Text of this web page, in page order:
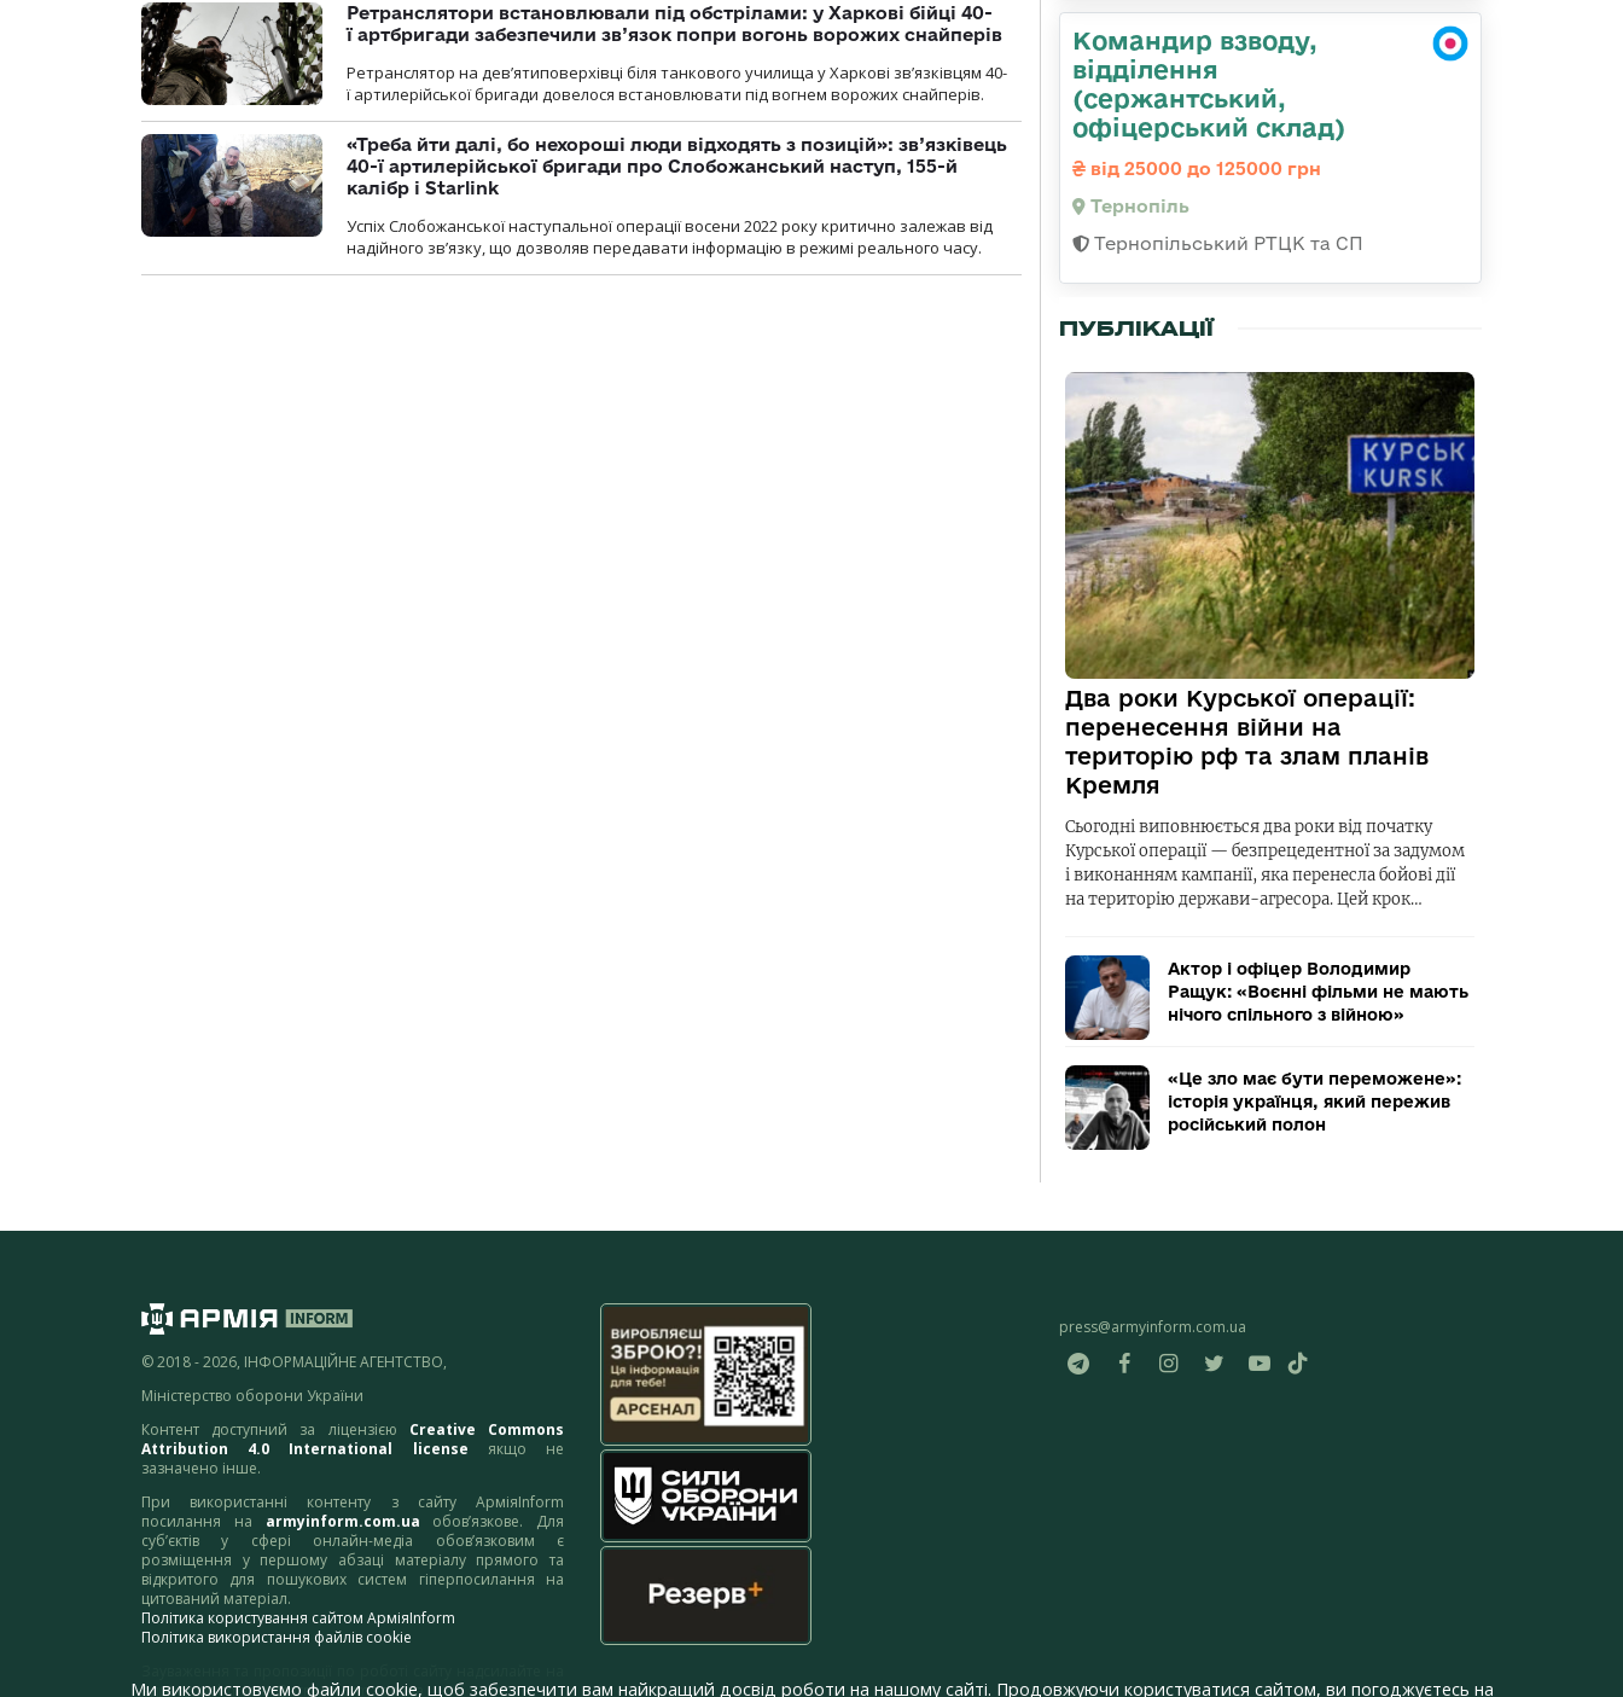
Ретранслятори встановлювали під обстрілами: у Харкові бійці 40-
ї артбригади забезпечили зв’язок попри вогонь ворожих снайперів
Ретранслятор на дев’ятиповерхівці біля танкового училища у Харкові зв’язківцям 40-
ї артилерійської бригади довелося встановлювати під вогнем ворожих снайперів.
«Треба йти далі, бо нехороші люди відходять з позицій»: зв’язківець
40-ї артилерійської бригади про Слобожанський наступ, 155-й
калібр і Starlink
Успіх Слобожанської наступальної операції восени 2022 року критично залежав від
надійного зв’язку, що дозволяв передавати інформацію в режимі реального часу.
Командир взводу,
відділення
(сержантський,
офіцерський склад)
від 25000 до 125000 грн
Тернопіль
Тернопільський РТЦК та СП
ПУБЛІКАЦІЇ
Два роки Курської операції:
перенесення війни на
територію рф та злам планів
Кремля
Сьогодні виповнюється два роки від початку
Курської операції — безпрецедентної за задумом
і виконанням кампанії, яка перенесла бойові дії
на територію держави-агресора. Цей крок…
Актор і офіцер Володимир
Ращук: «Воєнні фільми не мають
нічого спільного з війною»
«Це зло має бути переможене»:
історія українця, який пережив
російський полон
© 2018 - 2026, ІНФОРМАЦІЙНЕ АГЕНТСТВО,
Міністерство оборони України
Контент доступний за ліцензією Creative Commons
Attribution 4.0 International license якщо не
зазначено інше.
При використанні контенту з сайту АрміяInform
посилання на armyinform.com.ua обов’язкове. Для
суб’єктів у сфері онлайн-медіа обов’язковим є
розміщення у першому абзаці матеріалу прямого та
відкритого для пошукових систем гіперпосилання на
цитований матеріал.
Політика користування сайтом АрміяInform
Політика використання файлів cookie
адресу:webmaster@armyinform.com.ua
press@armyinform.com.ua
Ми використовуємо файли cookie, щоб забезпечити вам найкращий досвід роботи на нашому сайті. Продовжуючи користуватися сайтом, ви погоджуєтесь на